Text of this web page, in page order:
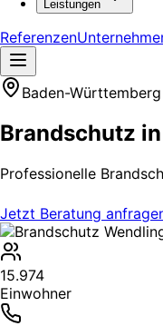
Leistungen
Referenzen
Baden-
Brandschutz
Professionelle
Jetzt Beratung
15.974
Einwohner